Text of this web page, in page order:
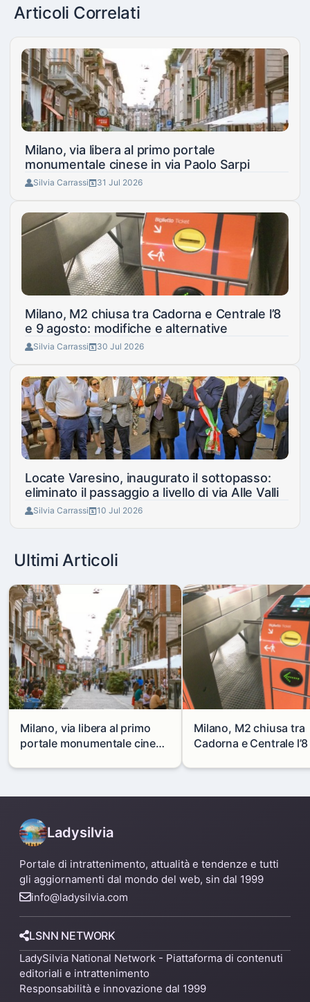
Articoli Correlati
Milano, via libera al primo portale
monumentale cinese in via Paolo Sarpi
Silvia Carrassi 31 Jul 2026
Milano, M2 chiusa tra Cadorna e Centrale l’8
e 9 agosto: modifiche e alternative
Silvia Carrassi 30 Jul 2026
Locate Varesino, inaugurato il sottopasso:
eliminato il passaggio a livello di via Alle Valli
Silvia Carrassi 10 Jul 2026
Ultimi Articoli
Milano, via libera al primo
portale monumentale cinese
Milano, M2 chiusa tra
Cadorna e Centrale
alternative
Ladysilvia
Portale di intrattenimento, attualità e tendenze e tutti
gli aggiornamenti dal mondo del web, sin dal 1999
info@ladysilvia.com
LSNN NETWORK
LadySilvia National Network - Piattaforma di contenuti
editoriali e intrattenimento
Responsabilità e innovazione dal 1999